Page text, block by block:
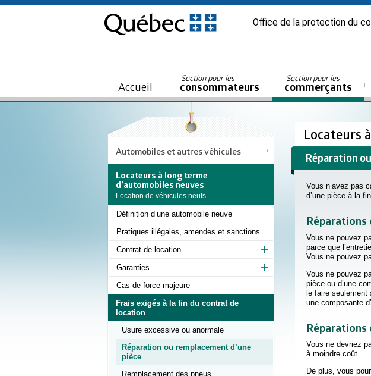
Office de la protection du
Accueil
Section pour les
consommateurs
Section pour les
commerçants
Automobiles et autres véhicules
Locateurs à long terme
d’automobiles neuves
Location de véhicules neufs
Définition d’une automobile neuve
Pratiques illégales, amendes et sanctions
Contrat de location
Garanties
Cas de force majeure
Frais exigés à la fin du contrat de
location
Usure excessive ou anormale
Réparation ou remplacement d’une
pièce
Remplacement des pneus
Locateurs
Réparation
Vous n’avez pas
d’une pièce à la
Vous ne pouvez
parce que
Vous ne pouvez
Vous ne pouvez
pièce ou d’une
le faire
une composante
Réparations
Vous ne devriez
à moindre coût.
De plus, vous